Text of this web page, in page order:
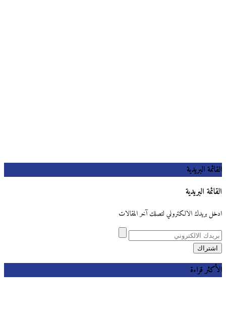
القائمة البريدية
القائمة البريدية
ادخل بريدك الالكتروني لتصلك آخر المقالات
الأكثر قراءة